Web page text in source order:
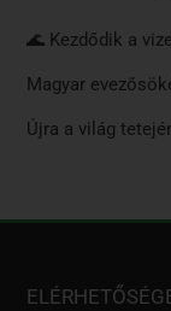
🌊 Kezdődik a
Magyar
Újra a világ